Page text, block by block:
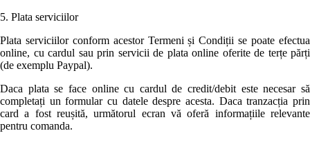
5. Plata serviciilor
Plata serviciilor conform acestor Termeni și Condiții se poate efectua
online, cu cardul sau prin servicii de plata online oferite de terțe părți
(de exemplu Paypal).
Daca plata se face online cu cardul de credit/debit este necesar să
completați un formular cu datele despre acesta. Daca tranzacția prin
card a fost reușită, următorul ecran vă oferă informațiile relevante
pentru comanda.